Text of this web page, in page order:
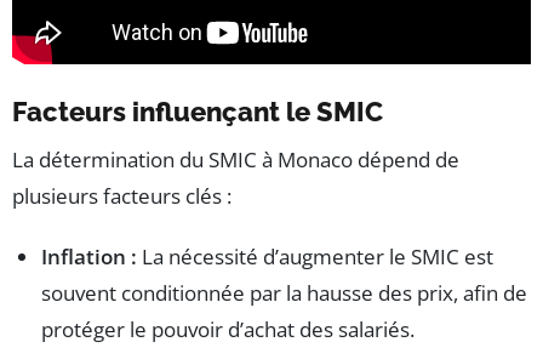
Facteurs influençant le SMIC
La détermination du SMIC à Monaco dépend de
plusieurs facteurs clés :
Inflation : La nécessité d’augmenter le SMIC est
souvent conditionnée par la hausse des prix, afin de
protéger le pouvoir d’achat des salariés.